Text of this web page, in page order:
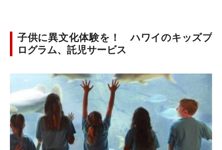
子供に異文化体験を！ ハワイのキッズプ
ログラム、託児サービス